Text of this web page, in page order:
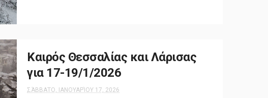
Καιρός Θεσσαλίας και Λάρισας
για 17-19/1/2026
ΣΆΒΒΑΤΟ, ΙΑΝΟΥΑΡΊΟΥ 17, 2026